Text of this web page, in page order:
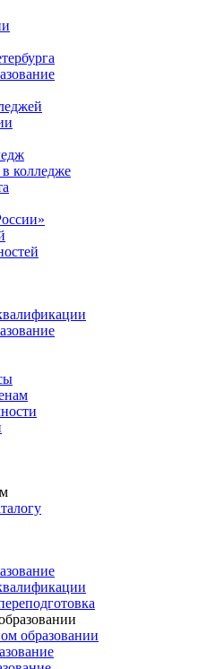
колледже
образовании